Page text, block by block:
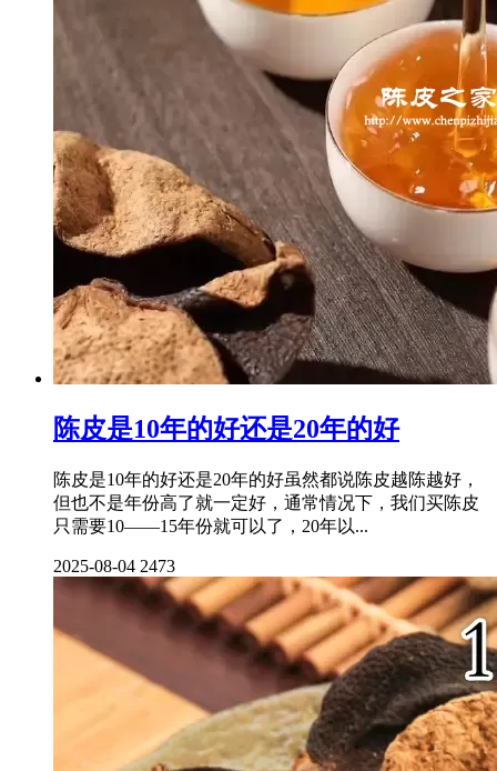
陈皮是10年的好还是20年的好
陈皮是10年的好还是20年的好虽然都说陈皮越陈越好，
但也不是年份高了就一定好，通常情况下，我们买陈皮
只需要10——15年份就可以了，20年以...
2025-08-04 2473